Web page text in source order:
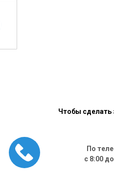
Чтобы сделать
По
с 8:00